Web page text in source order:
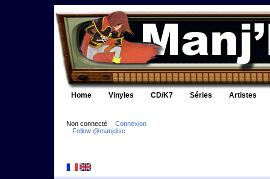
Home Vinyles CD/K7 Séries Artistes
Non connecté
Connexion
Follow @manjdisc